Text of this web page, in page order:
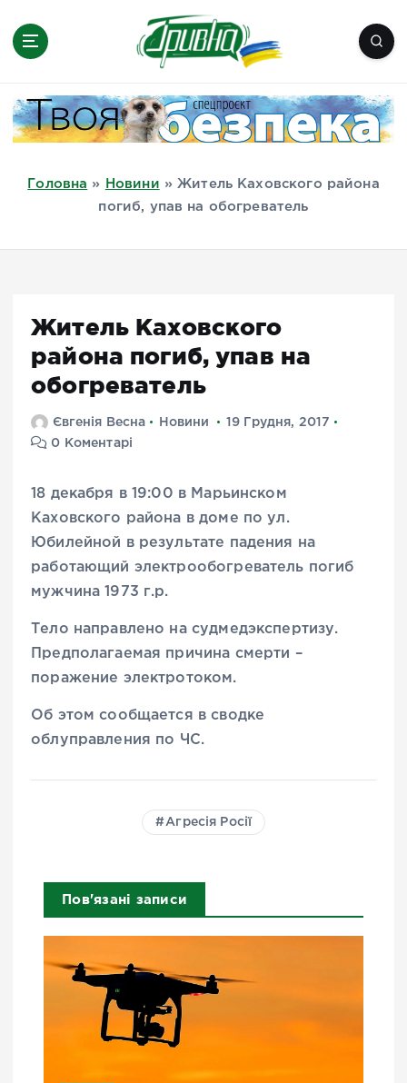
Миколаїв, Одеса, Мелітополь
Головна » Новини » Житель Каховского района
погиб, упав на обогреватель
Житель Каховского
района погиб, упав на
обогреватель
Євгенія Весна Новини
19 Грудня, 2017
0 Коментарі
18 декабря в 19:00 в Марьинском
Каховского района в доме по ул.
Юбилейной в результате падения на
работающий электрообогреватель погиб
мужчина 1973 г.р.
Тело направлено на судмедэкспертизу.
Предполагаемая причина смерти –
поражение электротоком.
Об этом сообщается в сводке
облуправления по ЧС.
Агресія Росії
Пов'язані записи